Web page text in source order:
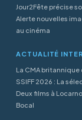
Jour2Fête précise
Alerte nouvelles
au cinéma
ACTUALITÉ
La CMA
SSIFF 2026 : La
Deux films à
Bocal